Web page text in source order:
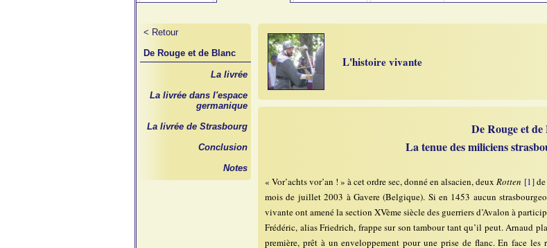
< Retour
De Rouge et de Blanc
La livrée
La livrée dans l'espace
germanique
La livrée de Strasbourg
Conclusion
Notes
L'histoire vivante
De Rouge et
La tenue des miliciens
« Vor’achts vor’an ! » à cet ordre sec, donné en alsacien, deuxRotten [1]de
mois de juillet 2003 à Gavere (Belgique). Si en 1453 aucun
vivante ont amené la section XVème siècle des guerriers d’Avalon à
Frédéric, alias Friedrich, frappe sur son tambour tant qu’il peut. Arnaud
première, prêt à un enveloppement pour une prise de flanc. En face les